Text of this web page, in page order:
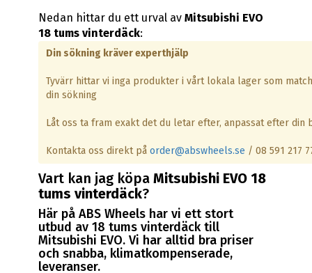
Nedan hittar du ett urval avMitsubishi EVO
18 tums vinterdäck:
Din sökning kräver experthjälp
Tyvärr hittar vi inga produkter i vårt lokala lager som
din sökning
Låt oss ta fram exakt det du letar efter, anpassat efter din
Kontakta oss direkt påorder@abswheels.se / 08 591 217
Vart kan jag köpaMitsubishi EVO 18
tums vinterdäck?
Här på ABS Wheels har vi ett stort
utbud av 18 tums vinterdäck till
Mitsubishi EVO. Vi har alltid bra priser
och snabba, klimatkompenserade,
leveranser.